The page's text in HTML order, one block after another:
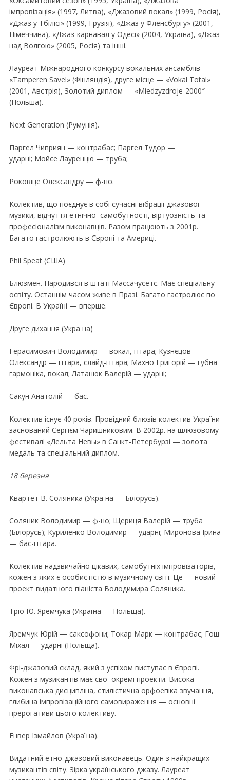
iмпровiзацiя» (1997, Литва), «Джазовий вокал» (1999, Росiя),
«Джаз у Тбiлiсi» (1999, Грузiя), «Джаз у Фленсбургу» (2001,
Нiмеччина), «Джаз-карнавал у Одесi» (2004, Україна), «Джаз
над Волгою» (2005, Росiя) та iншi.
Лауреат Мiжнародного конкурсу вокальних ансамблiв
«Tamperen Savel» (Фiнляндiя), друге мiсце — «Vokal Total»
(2001, Австрiя), Золотий диплом — «Miedzyzdroje-2000″
(Польша).
Next Generation (Румунiя).
Паргел Чиприян — контрабас; Паргел Тудор —
ударнi; Мойсе Лауренцю — труба;
Роковiце Олександру — ф-но.
Колектив, що поєднує в собi сучаснi вiбрацiї джазової
музики, вiдчуття етнiчної самобутностi, вiртуознiсть та
професiоналiзм виконавцiв. Разом працюють з 2001р.
Багато гастролюють в Європi та Америцi.
Phil Speat (США)
Блюзмен. Народився в штатi Массачусетс. Має спецiальну
освiту. Останнiм часом живе в Празi. Багато гастролює по
Європi. В Українi — вперше.
Друге дихання (Україна)
Герасимович Володимир — вокал, гiтара; Кузнєцов
Олександр — гiтара, слайд-гiтара; Махно Григорiй — губна
гармонiка, вокал; Латанюк Валерiй — ударнi;
Сакун Анатолiй — бас.
Колектив iснує 40 рокiв. Провiдний блюзiв колектив України
заснований Сергiєм Чаришниковим. В 2002р. на шлюзовому
фестивалi «Дельта Невы» в Санкт-Петербурзi — золота
медаль та спецiальний диплом.
18 березня
Квартет В. Соляника (Україна — Бiлорусь).
Соляник Володимир — ф-но; Щериця Валерiй — труба
(Бiлорусь); Куриленко Володимир — ударнi; Миронова Iрина
— бас-гiтара.
Колектив надзвичайно цiкавих, самобутнiх iмпровiзаторiв,
кожен з яких є особистiстю в музичному свiтi. Це — новий
проект видатного пiанiста Володимира Соляника.
Трiо Ю. Яремчука (Україна — Польща).
Яремчук Юрiй — саксофони; Токар Марк — контрабас; Гош
Мiхал — ударнi (Польща).
Фрi-джазовий склад, який з успiхом виступає в Європi.
Кожен з музикантiв має свої окремi проекти. Висока
виконавська дисциплiна, стилiстична орфоепiка звучання,
глибина iмпровiзацiйного самовираження — основнi
прерогативи цього колективу.
Енвер Iзмайлов (Україна).
Видатний етно-джазовий виконавець. Один з найкращих
музикантiв свiту. Зiрка українського джазу. Лауреат